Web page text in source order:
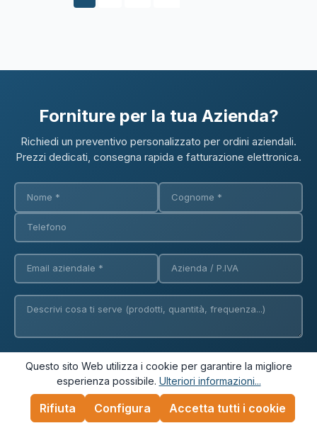
Forniture per la tua Azienda?
Richiedi un preventivo personalizzato per ordini aziendali.
Prezzi dedicati, consegna rapida e fatturazione elettronica.
Richiedi Preventivo
✓ Fatturazione elettronica
✓ Consegna in 24/48h
✓ Consulente dedicato
Questo sito Web utilizza i cookie per garantire la migliore
esperienza possibile. Ulteriori informazioni...
Rifiuta Configura Accetta tutti i cookie